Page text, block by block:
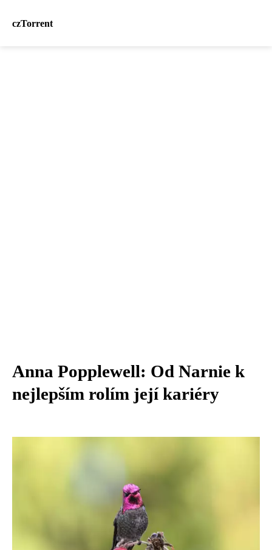
czTorrent
Anna Popplewell: Od Narnie k
nejlepším rolím její kariéry